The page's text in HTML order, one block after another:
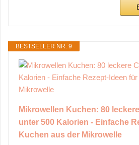
BESTSELLER NR. 9
Mikrowellen Kuchen: 80
unter 500 Kalorien - Einfache
Kuchen aus der Mikrowelle